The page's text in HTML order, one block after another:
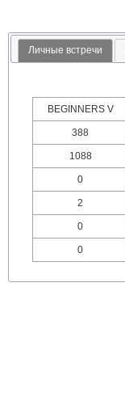
Личные встречи
BEGINNERS V
388
1088
0
2
0
0